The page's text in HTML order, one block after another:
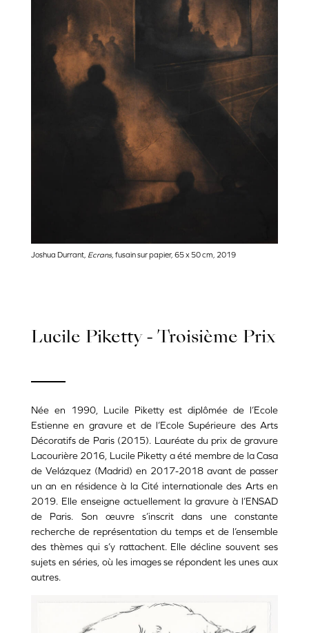
Joshua Durrant, Ecrans, fusain sur papier, 65 x 50 cm, 2019
Lucile Piketty - Troisième Prix
Née en 1990, Lucile Piketty est diplômée de l’Ecole
Estienne en gravure et de l’Ecole Supérieure des Arts
Décoratifs de Paris (2015). Lauréate du prix de gravure
Lacourière 2016, Lucile Piketty a été membre de la Casa
de Velázquez (Madrid) en 2017-2018 avant de passer
un an en résidence à la Cité internationale des Arts en
2019. Elle enseigne actuellement la gravure à l’ENSAD
de Paris. Son œuvres’inscrit dans une constante
recherche de représentation du temps et de l’ensemble
des thèmes qui s’y rattachent. Elle décline souvent ses
sujets en séries, où les images se répondent les unes aux
autres.